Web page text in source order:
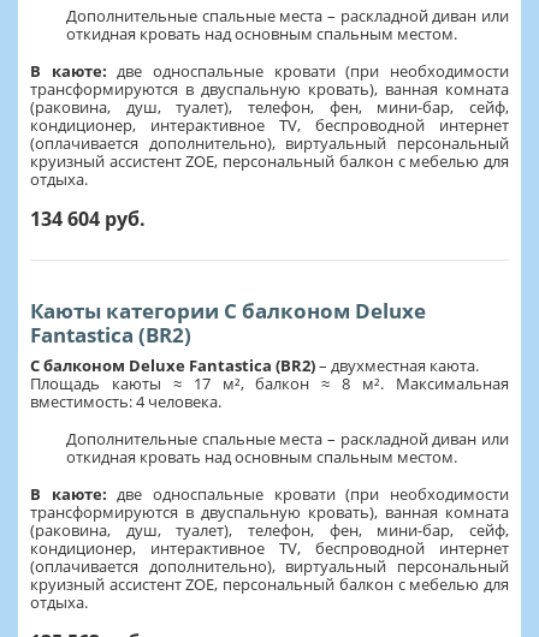
Дополнительные спальные места – раскладной диван или
откидная кровать над основным спальным местом.
В каюте: две односпальные кровати (при необходимости
трансформируются в двуспальную кровать), ванная комната
(раковина, душ, туалет), телефон, фен, мини-бар, сейф,
кондиционер, интерактивное TV, беспроводной интернет
(оплачивается дополнительно), виртуальный персональный
круизный ассистент ZOE, персональный балкон с мебелью для
отдыха.
134 604 руб.
Каюты категории С балконом Deluxe
Fantastica (BR2)
С балконом Deluxe Fantastica (BR2)– двухместная каюта.
Площадь каюты ≈ 17 м², балкон ≈ 8 м². Максимальная
вместимость: 4 человека.
Дополнительные спальные места – раскладной диван или
откидная кровать над основным спальным местом.
В каюте: две односпальные кровати (при необходимости
трансформируются в двуспальную кровать), ванная комната
(раковина, душ, туалет), телефон, фен, мини-бар, сейф,
кондиционер, интерактивное TV, беспроводной интернет
(оплачивается дополнительно), виртуальный персональный
круизный ассистент ZOE, персональный балкон с мебелью для
отдыха.